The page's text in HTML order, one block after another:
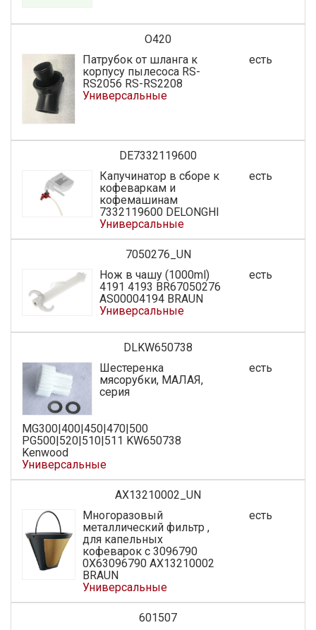
O420
Патрубок от шланга к
корпусу пылесоса RS-
RS2056 RS-RS2208
Универсальные
есть
DE7332119600
Капучинатор в сборе к
кофеваркам и
кофемашинам
7332119600 DELONGHI
Универсальные
есть
7050276_UN
Нож в чашу (1000ml)
4191 4193 BR67050276
AS00004194 BRAUN
Универсальные
есть
DLKW650738
Шестеренка
мясорубки, МАЛАЯ,
серия
MG300|400|450|470|500
PG500|520|510|511 KW650738
Kenwood
Универсальные
есть
AX13210002_UN
Многоразовый
металлический фильтр ,
для капельных
кофеварок c 3096790
0X63096790 AX13210002
BRAUN
Универсальные
есть
601507